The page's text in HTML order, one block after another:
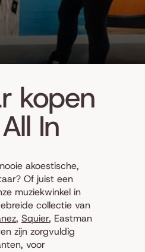
kopen
In
akoestische,
Of juist een
muziekwinkel in
collectie van
, Squier, Eastman
zijn zorgvuldig
voor